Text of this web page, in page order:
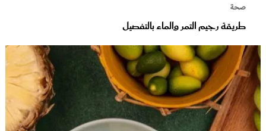
صحة
طريقة رجيم التمر والماء بالتفصيل